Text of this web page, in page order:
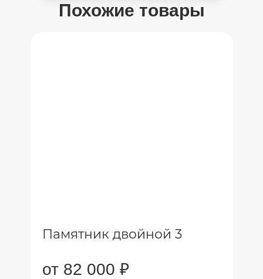
Похожие товары
Памятник двойной 3
от 82 000 ₽